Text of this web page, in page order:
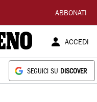
ABBONATI
ACCEDI
SEGUICI SU DISCOVER